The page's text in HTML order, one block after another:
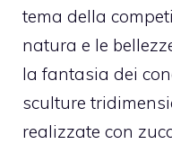
tema della
natura e le
la fantasia dei
sculture
realizzate con